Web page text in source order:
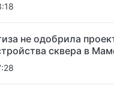
не одобрила
сквера в